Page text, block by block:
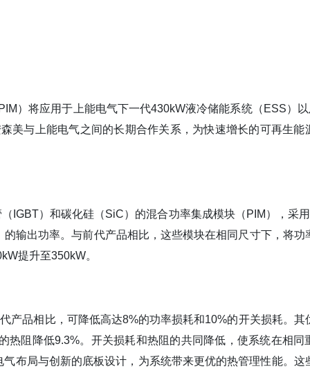
）将应用于上能电气下一代430kW液冷储能系统（ESS）
美与上能电气之间的长期合作关系，为快速增长的可再生能
IGBT）和碳化硅（SiC）的混合功率集成模块（PIM），采
输出功率。与前代产品相比，这些模块在相同尺寸下，将功
提升至350kW。
产品相比，可降低高达8%的功率损耗和10%的开关损耗。其
阻降低9.3%。开关损耗和热阻的共同降低，使系统在相同
布局与创新的底板设计，为系统带来更优的热管理性能。这